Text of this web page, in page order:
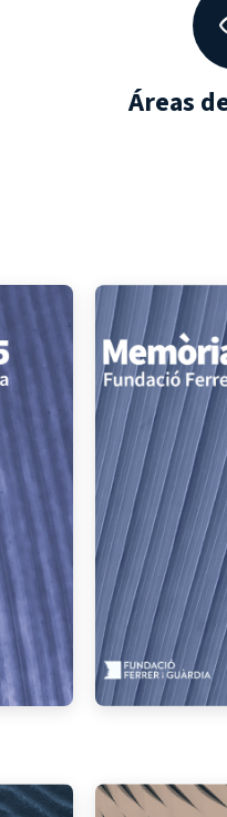
Áreas